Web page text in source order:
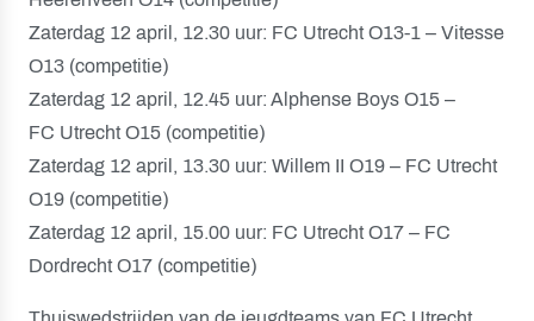
Zaterdag 12 april, 12.30 uur: FC Utrecht O13-1 – Vitesse
O13 (competitie)
Zaterdag 12 april, 12.45 uur: Alphense Boys O15 –
FC Utrecht O15 (competitie)
Zaterdag 12 april, 13.30 uur: Willem II O19 – FC Utrecht
O19 (competitie)
Zaterdag 12 april, 15.00 uur: FC Utrecht O17 – FC
Dordrecht O17 (competitie)